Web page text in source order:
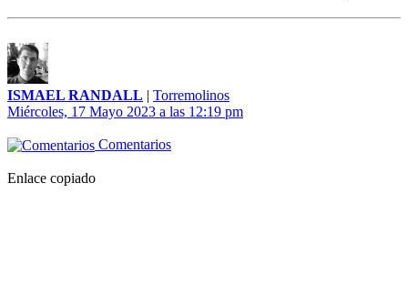
ISMAEL RANDALL | Torremolinos
Miércoles, 17 Mayo 2023 a las 12:19 pm
Comentarios
Enlace copiado